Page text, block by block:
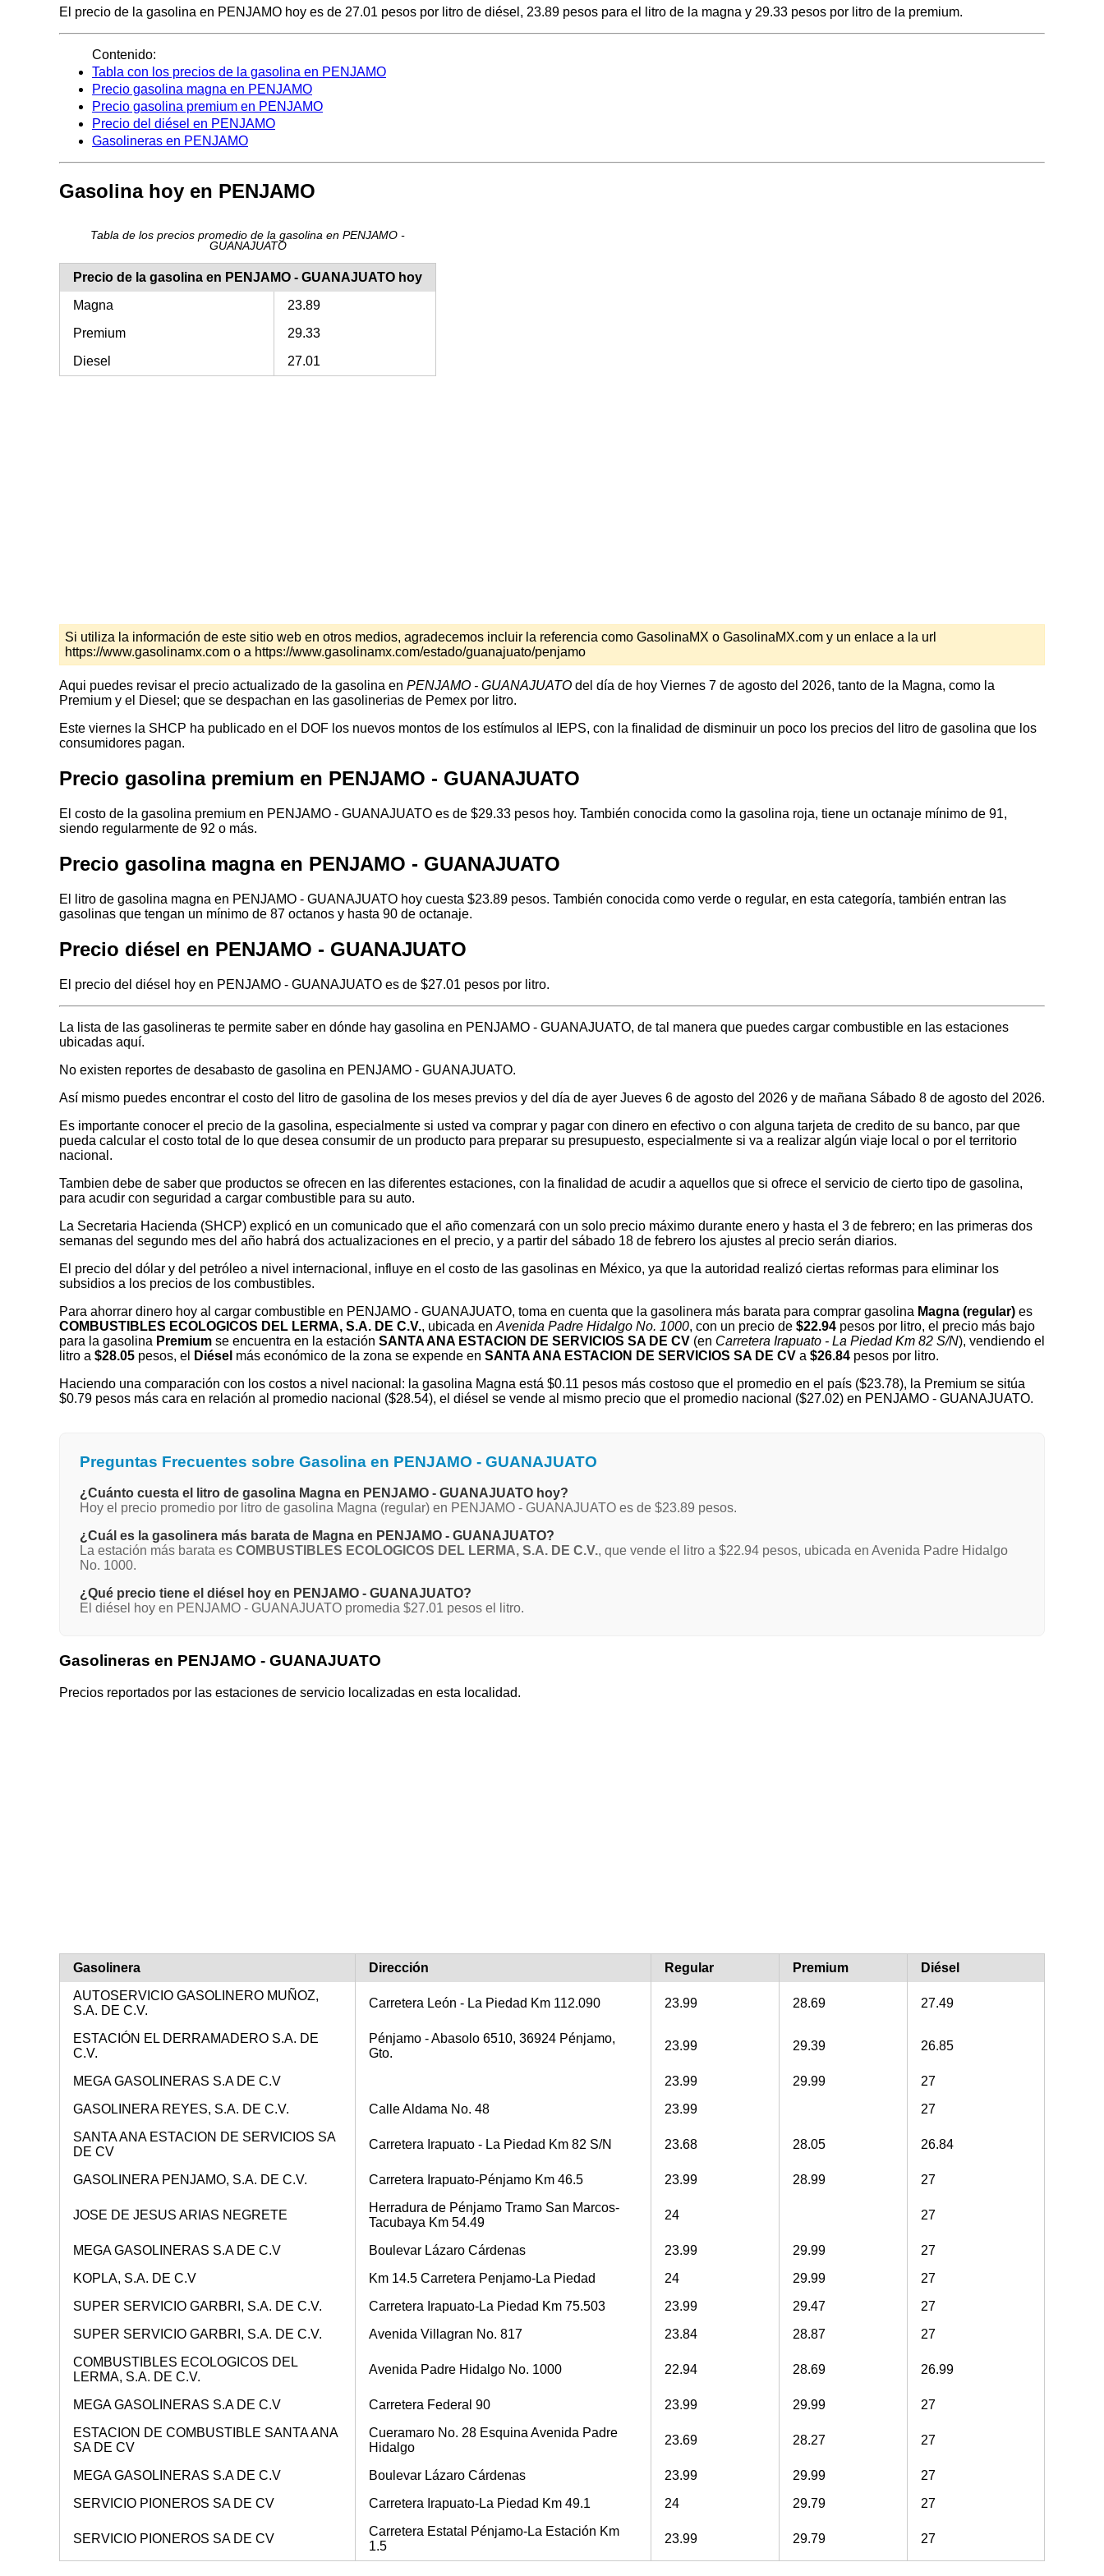
El precio de la gasolina en PENJAMO hoy es de 27.01 pesos por litro de diésel, 23.89 pesos para el litro de la magna y 29.33 pesos por litro de la premium.
Contenido:
Tabla con los precios de la gasolina en PENJAMO
Precio gasolina magna en PENJAMO
Precio gasolina premium en PENJAMO
Precio del diésel en PENJAMO
Gasolineras en PENJAMO
Gasolina hoy en PENJAMO
Tabla de los precios promedio de la gasolina en PENJAMO -
GUANAJUATO
Precio de la gasolina en PENJAMO - GUANAJUATO hoy
Magna
23.89
Premium
29.33
Diesel
27.01
Si utiliza la información de este sitio web en otros medios, agradecemos incluir la referencia como GasolinaMX o GasolinaMX.com y un enlace a la url
https://www.gasolinamx.com o a https://www.gasolinamx.com/estado/guanajuato/penjamo
Aqui puedes revisar el precio actualizado de la gasolina en PENJAMO - GUANAJUATO del día de hoy Viernes 7 de agosto del 2026, tanto de la Magna, como la
Premium y el Diesel; que se despachan en las gasolinerias de Pemex por litro.
Este viernes la SHCP ha publicado en el DOF los nuevos montos de los estímulos al IEPS, con la finalidad de disminuir un poco los precios del litro de gasolina que los
consumidores pagan.
Precio gasolina premium en PENJAMO - GUANAJUATO
El costo de la gasolina premium en PENJAMO - GUANAJUATO es de $29.33 pesos hoy. También conocida como la gasolina roja, tiene un octanaje mínimo de 91,
siendo regularmente de 92 o más.
Precio gasolina magna en PENJAMO - GUANAJUATO
El litro de gasolina magna en PENJAMO - GUANAJUATO hoy cuesta $23.89 pesos. También conocida como verde o regular, en esta categoría, también entran las
gasolinas que tengan un mínimo de 87 octanos y hasta 90 de octanaje.
Precio diésel en PENJAMO - GUANAJUATO
El precio del diésel hoy en PENJAMO - GUANAJUATO es de $27.01 pesos por litro.
La lista de las gasolineras te permite saber en dónde hay gasolina en PENJAMO - GUANAJUATO, de tal manera que puedes cargar combustible en las estaciones
ubicadas aquí.
No existen reportes de desabasto de gasolina en PENJAMO - GUANAJUATO.
Así mismo puedes encontrar el costo del litro de gasolina de los meses previos y del día de ayer Jueves 6 de agosto del 2026 y de mañana Sábado 8 de agosto del 2026.
Es importante conocer el precio de la gasolina, especialmente si usted va comprar y pagar con dinero en efectivo o con alguna tarjeta de credito de su banco, par que
pueda calcular el costo total de lo que desea consumir de un producto para preparar su presupuesto, especialmente si va a realizar algún viaje local o por el territorio
nacional.
Tambien debe de saber que productos se ofrecen en las diferentes estaciones, con la finalidad de acudir a aquellos que si ofrece el servicio de cierto tipo de gasolina,
para acudir con seguridad a cargar combustible para su auto.
La Secretaria Hacienda (SHCP) explicó en un comunicado que el año comenzará con un solo precio máximo durante enero y hasta el 3 de febrero; en las primeras dos
semanas del segundo mes del año habrá dos actualizaciones en el precio, y a partir del sábado 18 de febrero los ajustes al precio serán diarios.
El precio del dólar y del petróleo a nivel internacional, influye en el costo de las gasolinas en México, ya que la autoridad realizó ciertas reformas para eliminar los
subsidios a los precios de los combustibles.
Para ahorrar dinero hoy al cargar combustible en PENJAMO - GUANAJUATO, toma en cuenta que la gasolinera más barata para comprar gasolina Magna (regular) es
COMBUSTIBLES ECOLOGICOS DEL LERMA, S.A. DE C.V., ubicada en Avenida Padre Hidalgo No. 1000, con un precio de $22.94 pesos por litro, el precio más bajo
para la gasolina Premium se encuentra en la estación SANTA ANA ESTACION DE SERVICIOS SA DE CV (en Carretera Irapuato - La Piedad Km 82 S/N), vendiendo el
litro a $28.05 pesos, el Diésel más económico de la zona se expende en SANTA ANA ESTACION DE SERVICIOS SA DE CV a $26.84 pesos por litro.
Haciendo una comparación con los costos a nivel nacional: la gasolina Magna está $0.11 pesos más costoso que el promedio en el país ($23.78), la Premium se sitúa
$0.79 pesos más cara en relación al promedio nacional ($28.54), el diésel se vende al mismo precio que el promedio nacional ($27.02) en PENJAMO - GUANAJUATO.
Preguntas Frecuentes sobre Gasolina en PENJAMO - GUANAJUATO
¿Cuánto cuesta el litro de gasolina Magna en PENJAMO - GUANAJUATO hoy?
Hoy el precio promedio por litro de gasolina Magna (regular) en PENJAMO - GUANAJUATO es de $23.89 pesos.
¿Cuál es la gasolinera más barata de Magna en PENJAMO - GUANAJUATO?
La estación más barata es COMBUSTIBLES ECOLOGICOS DEL LERMA, S.A. DE C.V., que vende el litro a $22.94 pesos, ubicada en Avenida Padre Hidalgo
No. 1000.
¿Qué precio tiene el diésel hoy en PENJAMO - GUANAJUATO?
El diésel hoy en PENJAMO - GUANAJUATO promedia $27.01 pesos el litro.
Gasolineras en PENJAMO - GUANAJUATO
Precios reportados por las estaciones de servicio localizadas en esta localidad.
Gasolinera Dirección Regular Premium
Diésel
AUTOSERVICIO GASOLINERO MUÑOZ,
S.A. DE C.V.
Carretera León - La Piedad Km 112.090 23.99 28.69 27.49
ESTACIÓN EL DERRAMADERO S.A. DE
C.V.
Pénjamo - Abasolo 6510, 36924 Pénjamo,
Gto.
23.99 29.39 26.85
MEGA GASOLINERAS S.A DE C.V 23.99 29.99
27
GASOLINERA REYES, S.A. DE C.V.
Calle Aldama No. 48 23.99
27
SANTA ANA ESTACION DE SERVICIOS SA
DE CV
Carretera Irapuato - La Piedad Km 82 S/N 23.68 28.05 26.84
GASOLINERA PENJAMO, S.A. DE C.V. Carretera Irapuato-Pénjamo Km 46.5 23.99 28.99 27
JOSE DE JESUS ARIAS NEGRETE
Herradura de Pénjamo Tramo San Marcos-
Tacubaya Km 54.49
24 27
MEGA GASOLINERAS S.A DE C.V Boulevar Lázaro Cárdenas 23.99 29.99
27
KOPLA, S.A. DE C.V
Km 14.5 Carretera Penjamo-La Piedad 24 29.99
27
SUPER SERVICIO GARBRI, S.A. DE C.V.
Carretera Irapuato-La Piedad Km 75.503 23.99 29.47
27
SUPER SERVICIO GARBRI, S.A. DE C.V.
Avenida Villagran No. 817 23.84 28.87
27
COMBUSTIBLES ECOLOGICOS DEL
LERMA, S.A. DE C.V.
Avenida Padre Hidalgo No. 1000 22.94 28.69 26.99
MEGA GASOLINERAS S.A DE C.V Carretera Federal 90 23.99 29.99
27
ESTACION DE COMBUSTIBLE SANTA ANA
SA DE CV
Cueramaro No. 28 Esquina Avenida Padre
Hidalgo
23.69 28.27 27
MEGA GASOLINERAS S.A DE C.V Boulevar Lázaro Cárdenas 23.99 29.99
27
SERVICIO PIONEROS SA DE CV
Carretera Irapuato-La Piedad Km 49.1 24 29.79 27
SERVICIO PIONEROS SA DE CV
Carretera Estatal Pénjamo-La Estación Km
1.5
23.99 29.79 27